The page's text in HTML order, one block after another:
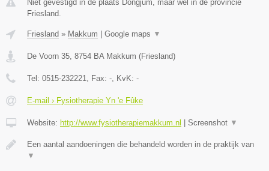
Niet gevestigd in de plaats Dongjum, maar wel in de provincie
Friesland.
Friesland » Makkum Google maps ▼
De Voorn 35, 8754 BA Makkum (Friesland)
Tel: 0515-232221, Fax: -, KvK: -
E-mail › Fysiotherapie Yn 'e Fûke
Website: http://www.fysiotherapiemakkum.nl Screenshot ▼
Een aantal aandoeningen die behandeld worden in de praktijk van
▼